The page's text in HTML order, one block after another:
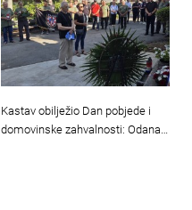
Kastav obilježio Dan pobjede i
domovinske zahvalnosti: Odana…